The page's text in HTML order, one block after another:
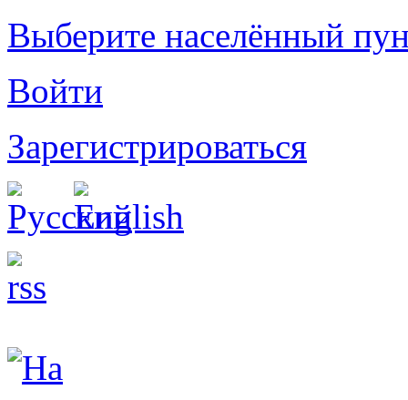
Выберите населённый
Войти
Зарегистрироваться